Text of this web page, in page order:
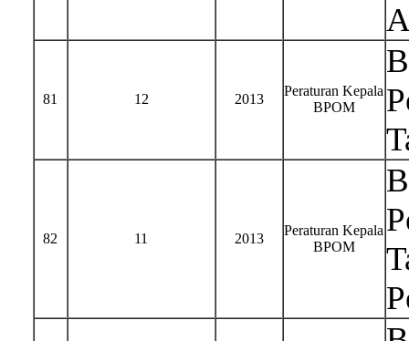
81 12 2013
Peraturan Kepala
BPOM
82 11 2013
Peraturan Kepala
BPOM